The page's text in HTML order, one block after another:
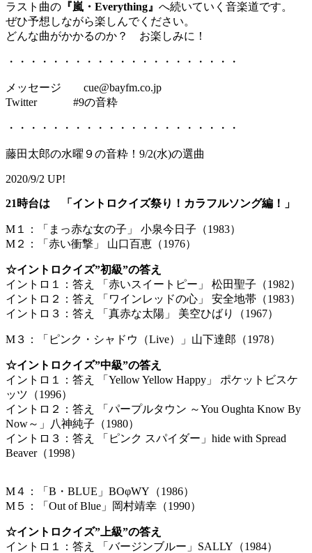
ラスト曲の 『嵐・Everything』 へ続いていく音楽道です。
ぜひ予想しながら楽しんでください。
どんな曲がかかるのか？ お楽しみに！
・・・・・・・・・・・・・・・・・・・・・
メッセージ cue@bayfm.co.jp
Twitter #9の音粋
・・・・・・・・・・・・・・・・・・・・・
藤田太郎の水曜９の音粋！9/2(水)の選曲
2020/9/2 UP!
21時台は 「イントロクイズ祭り！カラフルソング編！」
M１：「まっ赤な女の子」 小泉今日子（1983）
M２：「赤い衝撃」 山口百恵（1976）
☆イントロクイズ”初級”の答え
イントロ１：答え 「赤いスイートピー」 松田聖子（1982）
イントロ２：答え 「ワインレッドの心」 安全地帯（1983）
イントロ３：答え 「真赤な太陽」 美空ひばり（1967）
M３：「ピンク・シャドウ（Live）」山下達郎（1978）
☆イントロクイズ”中級”の答え
イントロ１：答え 「Yellow Yellow Happy」 ポケットビスケ
ッツ（1996）
イントロ２：答え 「パープルタウン ～You Oughta Know By
Now～」八神純子（1980）
イントロ３：答え 「ピンク スパイダー」hide with Spread
Beaver（1998）
M４：「B・BLUE」BOφWY（1986）
M５：「Out of Blue」岡村靖幸（1990）
☆イントロクイズ”上級”の答え
イントロ１：答え 「バージンブルー」SALLY（1984）